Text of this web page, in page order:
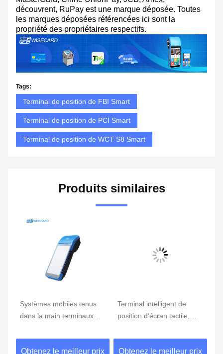
découvrent, RuPay est une marque déposée. Toutes
les marques déposées référencées ici sont la
propriété des propriétaires respectifs.
Tags:
Terminal de position de FBI Smart
Terminal de position de PCI Smart
Terminal de position de WCT-S8 Smart
Produits similaires
Systèmes mobiles tenus
dans la main terminaux
position du BORD GPRS
5800mAh de position de
Obtenez le meilleur prix
Terminal intelligent de
position d'écran tactile,
lecteur d'empreintes
digitales
Obtenez le meilleur prix